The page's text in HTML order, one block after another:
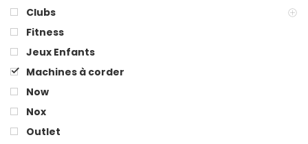
Clubs
Fitness
Jeux Enfants
Machines à corder
Now
Nox
Outlet